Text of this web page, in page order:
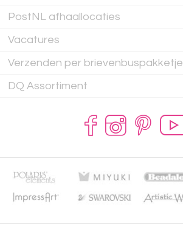
PostNL afhaallocaties
Vacatures
Verzenden per brievenbuspakketje
DQ Assortiment